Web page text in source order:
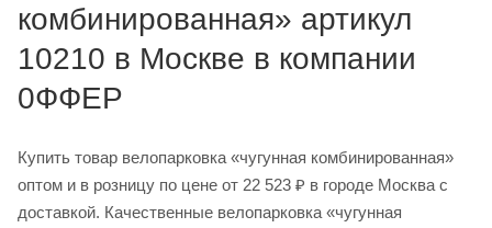
комбинированная» артикул
10210 в Москве в компании
0ФФЕР
Купить товар велопарковка «чугунная комбинированная»
оптом и в розницу по цене от 22 523 ₽ в городе Москва с
доставкой. Качественные велопарковка «чугунная